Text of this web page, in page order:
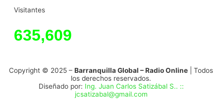
Visitantes
635,609
Copyright © 2025 – Barranquilla Global – Radio Online | Todos
los derechos reservados.
Diseñado por: Ing. Juan Carlos Satizábal S.. ::
jcsatizabal@gmail.com